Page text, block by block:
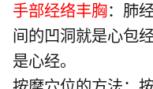
手部经络丰胸：肺
间的凹洞就是心包
是心经。